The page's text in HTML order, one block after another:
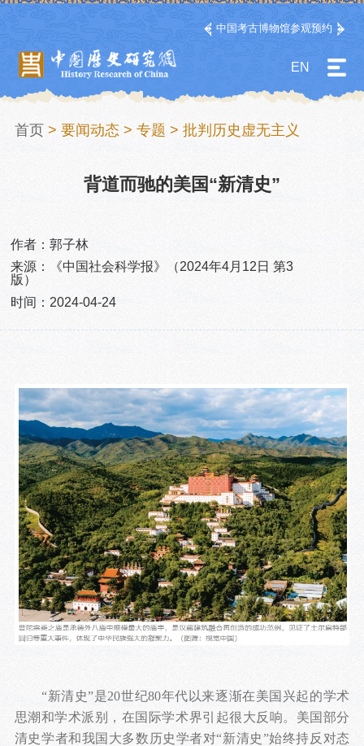
中国考古博物馆参观预约
EN
首页 > 要闻动态> 专题 > 批判历史虚无主义
背道而驰的美国“新清史”
作者：郭子林
来源：《中国社会科学报》（2024年4月12日 第3
版）
时间：2024-04-24
“新清史”是20世纪80年代以来逐渐在美国兴起的学术
思潮和学术派别，在国际学术界引起很大反响。美国部分
清史学者和我国大多数历史学者对“新清史”始终持反对态